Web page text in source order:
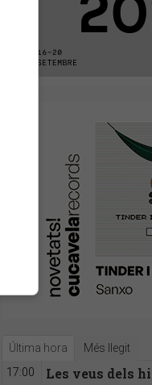
Última hora Més llegit
17:00
Les veus dels